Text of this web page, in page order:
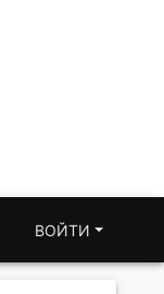
ВОЙТИ